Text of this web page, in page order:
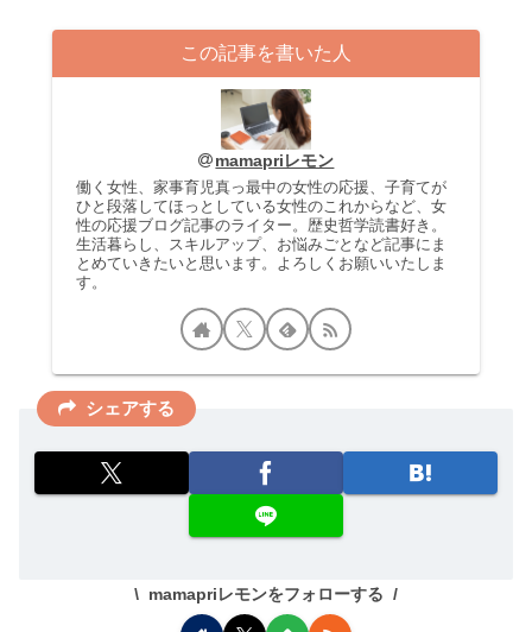
この記事を書いた人
mamapriレモン
働く女性、家事育児真っ最中の女性の応援、子育てが
ひと段落してほっとしている女性のこれからなど、女
性の応援ブログ記事のライター。歴史哲学読書好き。
生活暮らし、スキルアップ、お悩みごとなど記事にま
とめていきたいと思います。よろしくお願いいたしま
す。
シェアする
mamapriレモンをフォローする